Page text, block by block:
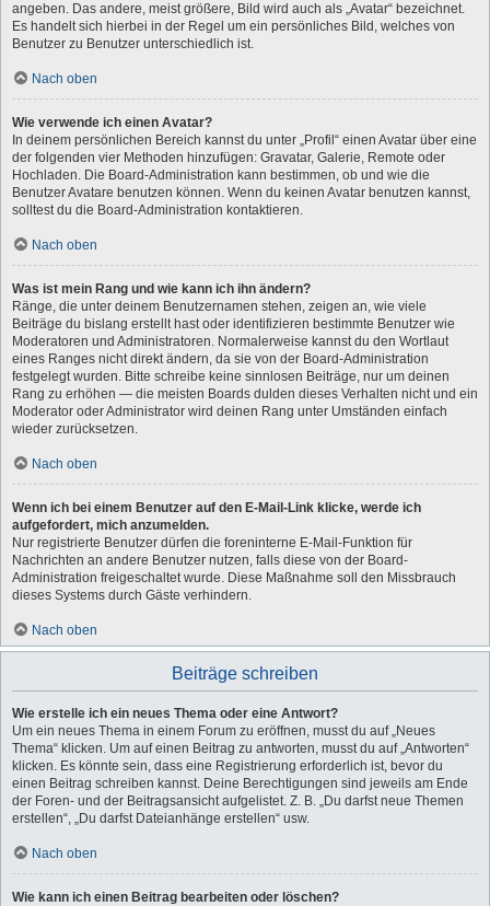
angeben. Das andere, meist größere, Bild wird auch als „Avatar“ bezeichnet.
Es handelt sich hierbei in der Regel um ein persönliches Bild, welches von
Benutzer zu Benutzer unterschiedlich ist.
Nach oben
Wie verwende ich einen Avatar?
In deinem persönlichen Bereich kannst du unter „Profil“ einen Avatar über eine
der folgenden vier Methoden hinzufügen: Gravatar, Galerie, Remote oder
Hochladen. Die Board-Administration kann bestimmen, ob und wie die
Benutzer Avatare benutzen können. Wenn du keinen Avatar benutzen kannst,
solltest du die Board-Administration kontaktieren.
Nach oben
Was ist mein Rang und wie kann ich ihn ändern?
Ränge, die unter deinem Benutzernamen stehen, zeigen an, wie viele
Beiträge du bislang erstellt hast oder identifizieren bestimmte Benutzer wie
Moderatoren und Administratoren. Normalerweise kannst du den Wortlaut
eines Ranges nicht direkt ändern, da sie von der Board-Administration
festgelegt wurden. Bitte schreibe keine sinnlosen Beiträge, nur um deinen
Rang zu erhöhen — die meisten Boards dulden dieses Verhalten nicht und ein
Moderator oder Administrator wird deinen Rang unter Umständen einfach
wieder zurücksetzen.
Nach oben
Wenn ich bei einem Benutzer auf den E-Mail-Link klicke, werde ich
aufgefordert, mich anzumelden.
Nur registrierte Benutzer dürfen die foreninterne E-Mail-Funktion für
Nachrichten an andere Benutzer nutzen, falls diese von der Board-
Administration freigeschaltet wurde. Diese Maßnahme soll den Missbrauch
dieses Systems durch Gäste verhindern.
Nach oben
Beiträge schreiben
Wie erstelle ich ein neues Thema oder eine Antwort?
Um ein neues Thema in einem Forum zu eröffnen, musst du auf „Neues
Thema“ klicken. Um auf einen Beitrag zu antworten, musst du auf „Antworten“
klicken. Es könnte sein, dass eine Registrierung erforderlich ist, bevor du
einen Beitrag schreiben kannst. Deine Berechtigungen sind jeweils am Ende
der Foren- und der Beitragsansicht aufgelistet. Z. B. „Du darfst neue Themen
erstellen“, „Du darfst Dateianhänge erstellen“ usw.
Nach oben
Wie kann ich einen Beitrag bearbeiten oder löschen?